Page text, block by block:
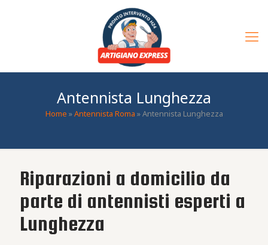
Antennista Lunghezza
Home »Antennista Roma »Antennista Lunghezza
Riparazioni a domicilio da
parte di antennisti esperti a
Lunghezza